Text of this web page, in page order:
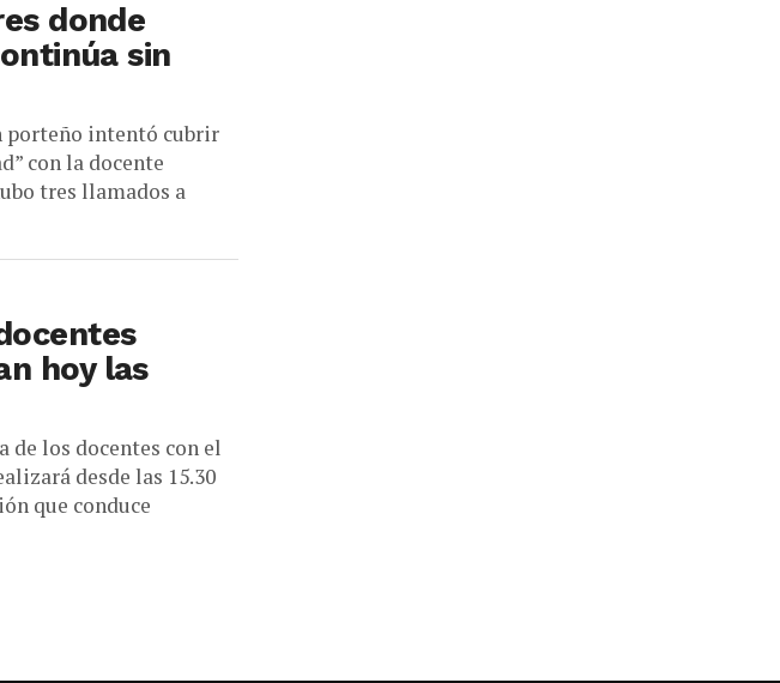
donde
sin
porteño intentó cubrir
con la docente
tres llamados a
hoy las
los docentes con el
desde las 15.30
que conduce